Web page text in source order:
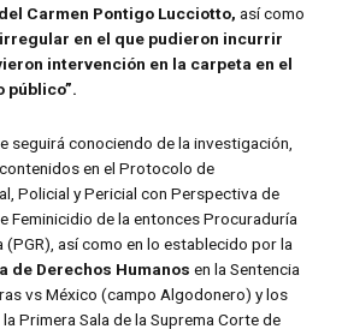
Carmen Pontigo Lucciotto, así como
en el que pudieron incurrir
intervención en la carpeta en el
público”.
seguirá conociendo de la investigación,
en el Protocolo de
Policial y Pericial con Perspectiva de
Feminicidio de la entonces Procuraduría
(PGR), así como en lo establecido por la
de Derechos Humanos en la Sentencia
vs México (campo Algodonero) y los
Primera Sala de la Suprema Corte de